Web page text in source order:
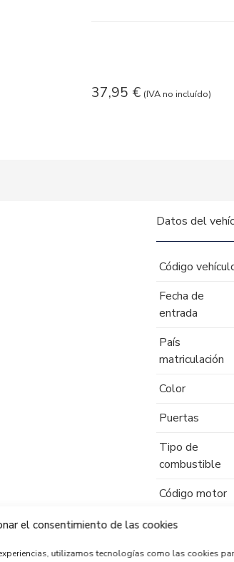
el consentimiento de las cookies
utilizamos tecnologías como las cookies
37,95 € (IVA no incluído)
Datos del
Código
Fecha de
entrada
País
matriculación
Color
Puertas
Tipo de
combustible
Código motor
Código cambio